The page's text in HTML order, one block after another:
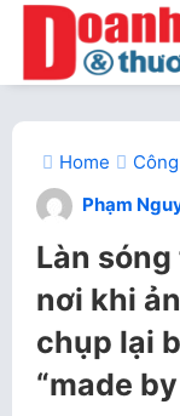
Home
Phạm
Làn
nơi khi
chụp lại
“made